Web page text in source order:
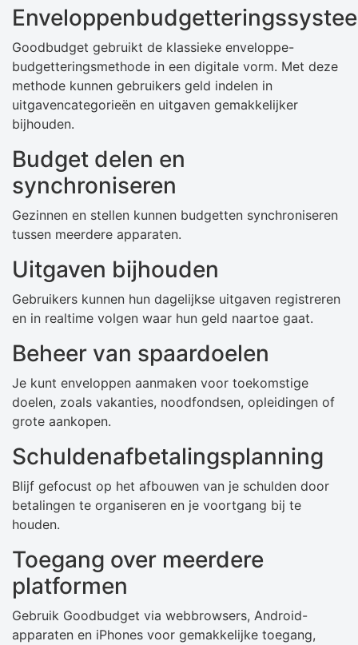
Goodbudget gebruikt de klassieke enveloppe-
budgetteringsmethode in een digitale vorm. Met deze
methode kunnen gebruikers geld indelen in
uitgavencategorieën en uitgaven gemakkelijker
bijhouden.
Budget delen en
synchroniseren
Gezinnen en stellen kunnen budgetten synchroniseren
tussen meerdere apparaten.
Uitgaven bijhouden
Gebruikers kunnen hun dagelijkse uitgaven registreren
en in realtime volgen waar hun geld naartoe gaat.
Beheer van spaardoelen
Je kunt enveloppen aanmaken voor toekomstige
doelen, zoals vakanties, noodfondsen, opleidingen of
grote aankopen.
Schuldenafbetalingsplanning
Blijf gefocust op het afbouwen van je schulden door
betalingen te organiseren en je voortgang bij te
houden.
Toegang over meerdere
platformen
Gebruik Goodbudget via webbrowsers, Android-
apparaten en iPhones voor gemakkelijke toegang,